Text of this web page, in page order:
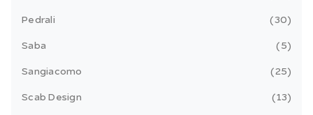
Pedrali 30
Saba 5
Sangiacomo 25
Scab Design 13